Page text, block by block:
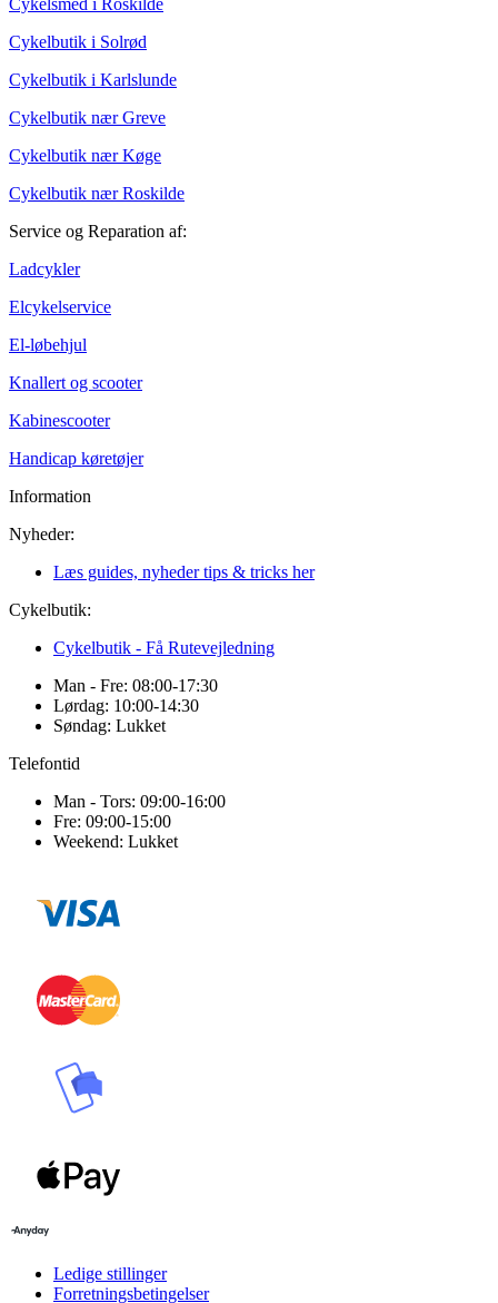
Cykelbutik i Solrød
Cykelbutik i Karlslunde
Cykelbutik nær Greve
Cykelbutik nær Køge
Cykelbutik nær Roskilde
Service og Reparation af:
Ladcykler
Elcykelservice
El-løbehjul
Knallert og scooter
Kabinescooter
Handicap køretøjer
Information
Nyheder:
Læs guides, nyheder tips & tricks her
Cykelbutik:
Cykelbutik - Få Rutevejledning
Man - Fre: 08:00-17:30
Lørdag: 10:00-14:30
Søndag: Lukket
Telefontid
Man - Tors: 09:00-16:00
Fre: 09:00-15:00
Weekend: Lukket
Ledige stillinger
Forretningsbetingelser